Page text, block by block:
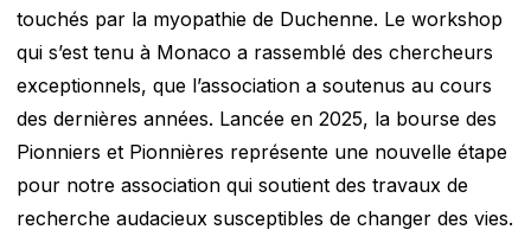
touchés par la myopathie de Duchenne. Le workshop
qui s’est tenu à Monaco a rassemblé des chercheurs
exceptionnels, que l’association a soutenus au cours
des dernières années. Lancée en 2025, la bourse des
Pionniers et Pionnières représente une nouvelle étape
pour notre association qui soutient des travaux de
recherche audacieux susceptibles de changer des vies.